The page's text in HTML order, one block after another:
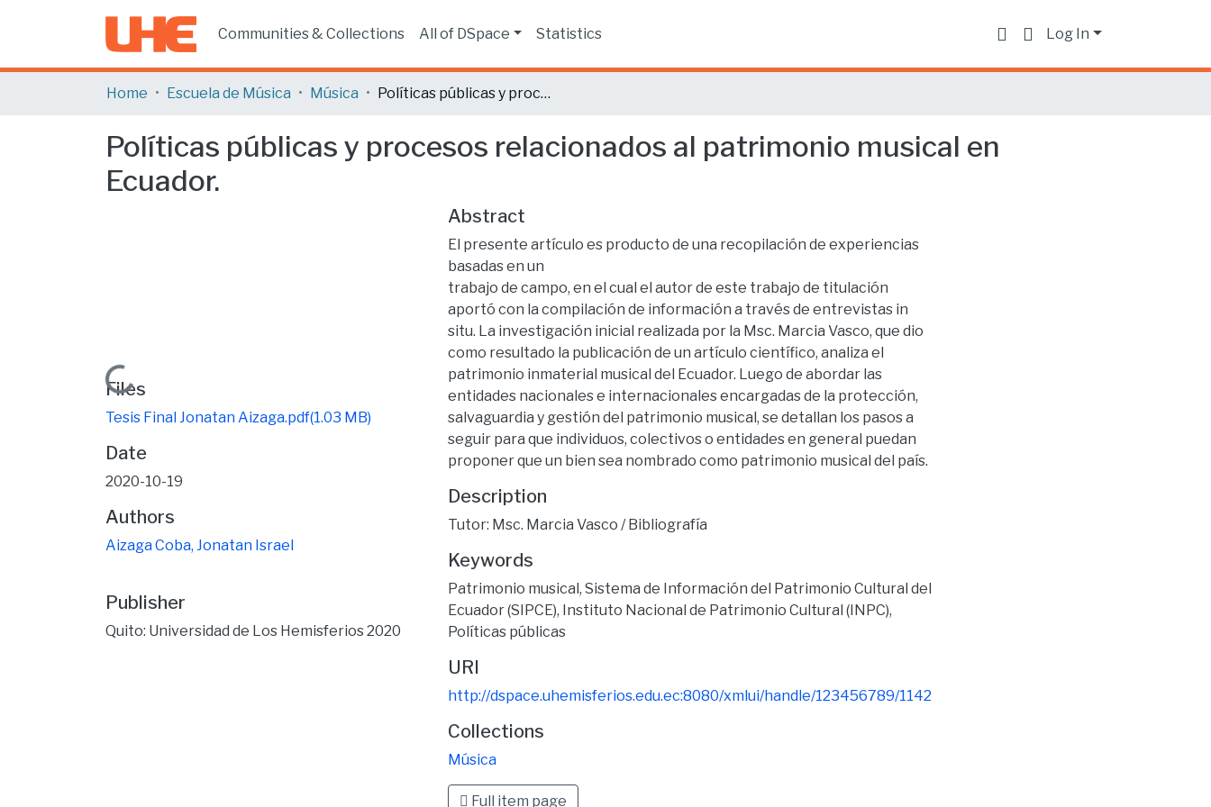
Communities & Collections All of DSpace Statistics Log In
Home Escuela de Música Música Políticas públicas y procesos relacionados al patrimonio musical en Ecuador.
Políticas públicas y procesos relacionados al patrimonio musical en
Ecuador.
Loading...
Files
Tesis Final Jonatan Aizaga.pdf(1.03 MB)
Date
2020-10-19
Authors
Aizaga Coba, Jonatan Israel
Publisher
Quito: Universidad de Los Hemisferios 2020
Abstract
El presente artículo es producto de una recopilación de experiencias
basadas en un
trabajo de campo, en el cual el autor de este trabajo de titulación
aportó con la compilación de información a través de entrevistas in
situ. La investigación inicial realizada por la Msc. Marcia Vasco, que dio
como resultado la publicación de un artículo científico, analiza el
patrimonio inmaterial musical del Ecuador. Luego de abordar las
entidades nacionales e internacionales encargadas de la protección,
salvaguardia y gestión del patrimonio musical, se detallan los pasos a
seguir para que individuos, colectivos o entidades en general puedan
proponer que un bien sea nombrado como patrimonio musical del país.
Description
Tutor: Msc. Marcia Vasco / Bibliografía
Keywords
Patrimonio musical, Sistema de Información del Patrimonio Cultural del
Ecuador (SIPCE), Instituto Nacional de Patrimonio Cultural (INPC),
Políticas públicas
URI
http://dspace.uhemisferios.edu.ec:8080/xmlui/handle/123456789/1142
Collections
Música
Full item page